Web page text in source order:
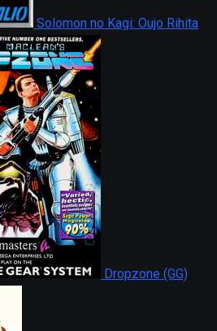
Solomon no Kagi: Oujo Rihita
Dropzone (GG)